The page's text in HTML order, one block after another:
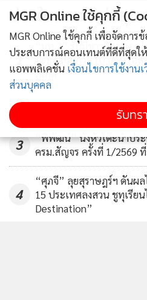
ข่าวในหมวดล่าสุด
1
“มท.2” รับมีชาวอิสราเอล
ประชาชนกว่า 10 ปี สั่งรื้อ
ภูเก็ต
2
3
“พิพัฒน์” นั่งหัวโต๊ะนำประ
ครม.สัญจร ครั้งที่ 1/2569
4
“ศุภจี” ลุยสุราษฎร์ฯ ดันผ
15 ประเทศลงสวน ชูทุเรีย
Destination”
MGR Online ใช้คุกกี้
MGR Online ใช้คุกกี้ เพื่อจัดกา
ประสบการณ์คอนเทนต์ที่ดีที่สุดใ
แอพพลิเคชั่น เงื่อนไขการใช้งาน
ส่วนบุคคล
รับทร